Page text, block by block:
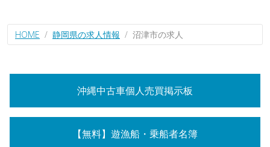
HOME 静岡県の求人情報 沼津市の求人
沖縄中古車個人売買掲示板
【無料】遊漁船・乗船者名簿